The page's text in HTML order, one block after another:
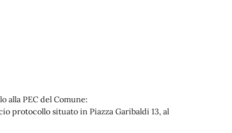
alla PEC del Comune:
protocollo situato in Piazza Garibaldi 13, al